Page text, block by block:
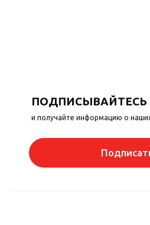
ПОДПИСЫВАЙТЕСЬ
и получайте информацию о